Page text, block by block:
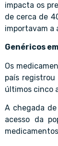
impacta os
de cerca de
importavam a
Genéricos
Os
país
últimos cinco
A chegada
acesso da